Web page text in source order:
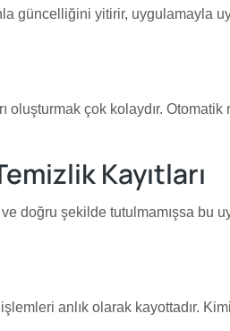
güncelliğini yitirir, uygulamayla
oluşturmak çok kolaydır.
Kayıtları
ve doğru şekilde tutulmamışsa
anlık olarak kayottadır.